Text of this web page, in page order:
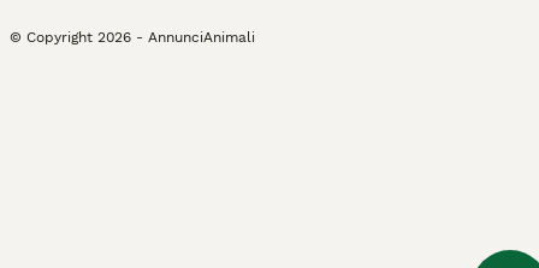
© Copyright 2026 - AnnunciAnimali